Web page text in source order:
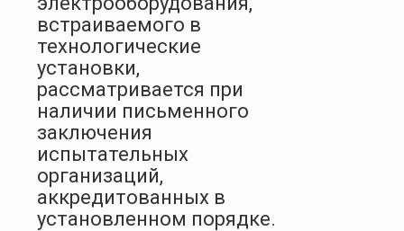
встраиваемого в
технологические
установки,
рассматривается при
наличии письменного
заключения
испытательных
организаций,
аккредитованных в
установленном порядке.